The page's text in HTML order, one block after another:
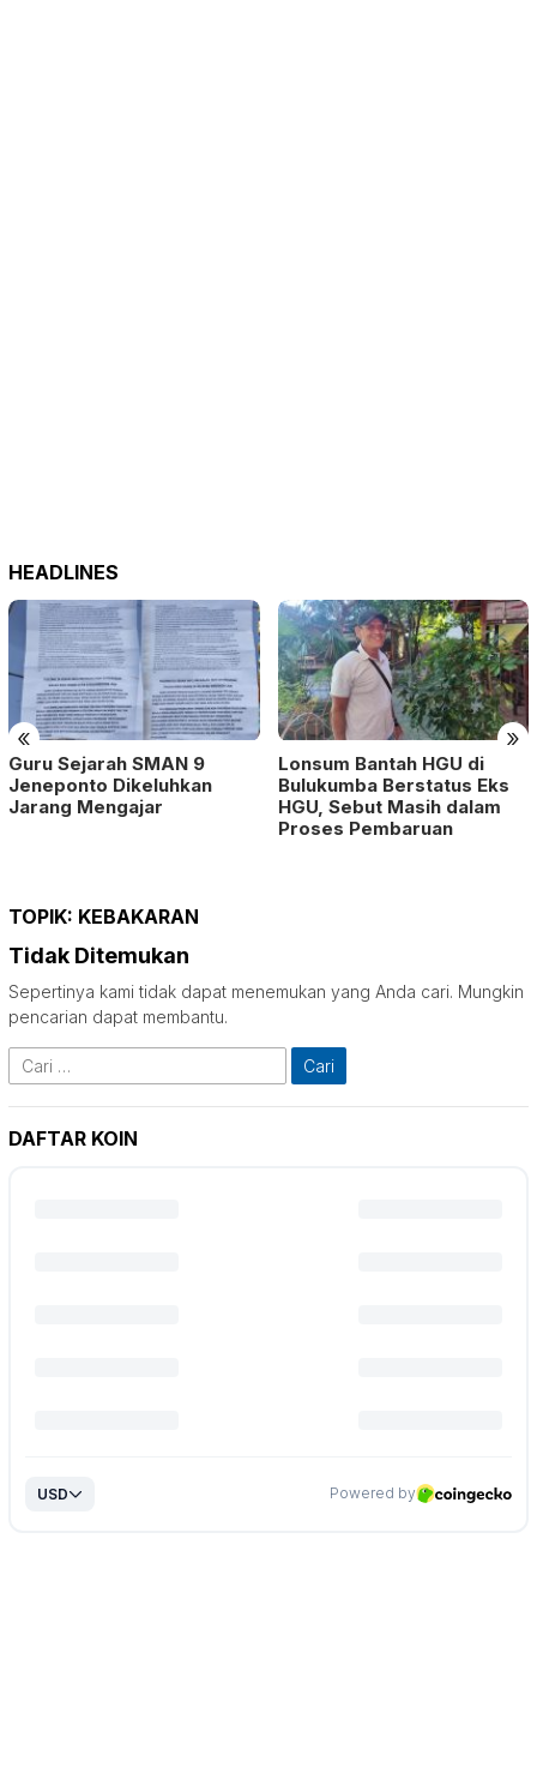
HEADLINES
« »
Guru Sejarah SMAN 9
Jeneponto Dikeluhkan
Jarang Mengajar
Lonsum Bantah HGU di
Bulukumba Berstatus Eks
HGU, Sebut Masih dalam
Proses Pembaruan
TOPIK: KEBAKARAN
Tidak Ditemukan
Sepertinya kami tidak dapat menemukan yang Anda cari. Mungkin
pencarian dapat membantu.
Cari
untuk:
DAFTAR KOIN